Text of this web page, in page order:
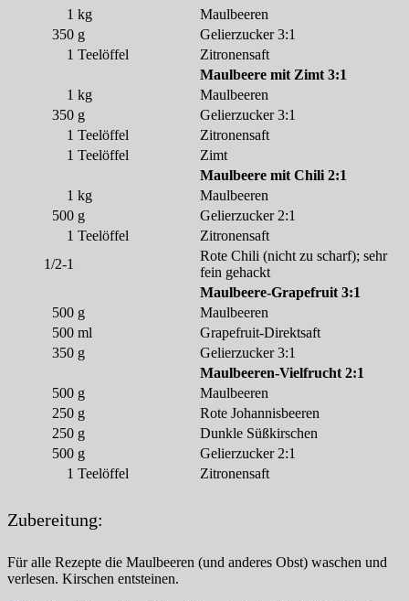
1 kg
Maulbeeren
350 g
Gelierzucker 3:1
1 Teelöffel
Zitronensaft
Maulbeere mit Zimt 3:1
1 kg
Maulbeeren
350 g
Gelierzucker 3:1
1 Teelöffel
Zitronensaft
1 Teelöffel
Zimt
Maulbeere mit Chili 2:1
1 kg
Maulbeeren
500 g
Gelierzucker 2:1
1 Teelöffel
Zitronensaft
1/2-1
Rote Chili (nicht zu scharf); sehr
fein gehackt
Maulbeere-Grapefruit 3:1
500 g
Maulbeeren
500 ml
Grapefruit-Direktsaft
350 g
Gelierzucker 3:1
Maulbeeren-Vielfrucht 2:1
500 g
Maulbeeren
250 g
Rote Johannisbeeren
250 g
Dunkle Süßkirschen
500 g
Gelierzucker 2:1
1 Teelöffel Zitronensaft
Zubereitung:
Für alle Rezepte die Maulbeeren (und anderes Obst) waschen und
verlesen. Kirschen entsteinen.